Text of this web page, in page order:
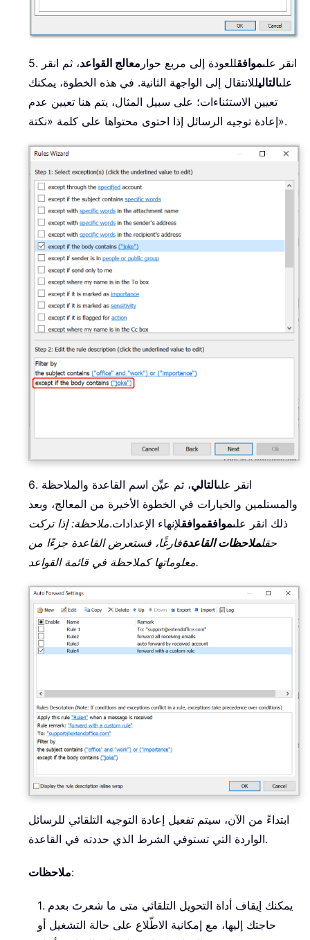
5. انقر علىموافقللعودة إلى مربع حوار معالج القواعد، ثم انقر
علىالتاليللانتقال إلى الواجهة الثانية. في هذه الخطوة، يمكنك
تعيين الاستثناءات؛ على سبيل المثال، يتم هنا تعيين عدم
إعادة توجيه الرسائل إذا احتوى محتواها على كلمة «نكتة».
6. انقر علىالتالي، ثم عيِّن اسم القاعدة والملاحظة
والمستلمين والخيارات في الخطوة الأخيرة من المعالج، وبعد
ذلك انقر علىموافقموافقلإنهاء الإعدادات.ملاحظة: إذا تركت
حقلملاحظات القاعدةفارغًا، فستعرض القاعدة جزءًا من
معلوماتها كملاحظة في قائمة القواعد.
ابتداءً من الآن، سيتم تفعيل إعادة التوجيه التلقائي للرسائل
الواردة التي تستوفي الشرط الذي حددته في القاعدة.
ملاحظات:
1. يمكنك إيقاف أداة التحويل التلقائي متى ما شعرتَ بعدم
حاجتك إليها، مع إمكانية الاطّلاع على حالة التشغيل أو